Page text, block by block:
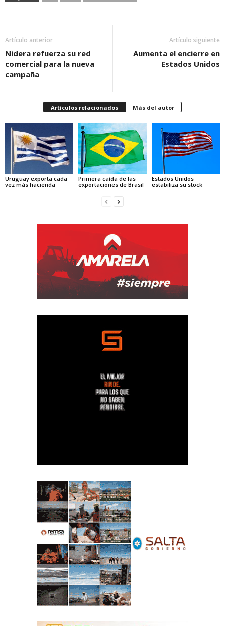
Artículo anterior
Nidera refuerza su red
comercial para la nueva
campaña
Artículo siguiente
Aumenta el encierre en
Estados Unidos
Artículos relacionados Más del autor
Uruguay exporta cada
vez más hacienda
Primera caída de las
exportaciones de Brasil
Estados Unidos
estabiliza su stock